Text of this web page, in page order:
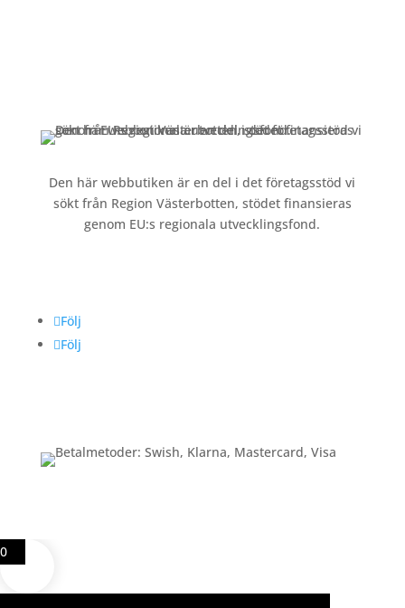
Den här webbutiken är en del i det företagsstöd vi
sökt från Region Västerbotten, stödet finansieras
genom EU:s regionala utvecklingsfond.
Följ
Följ
0